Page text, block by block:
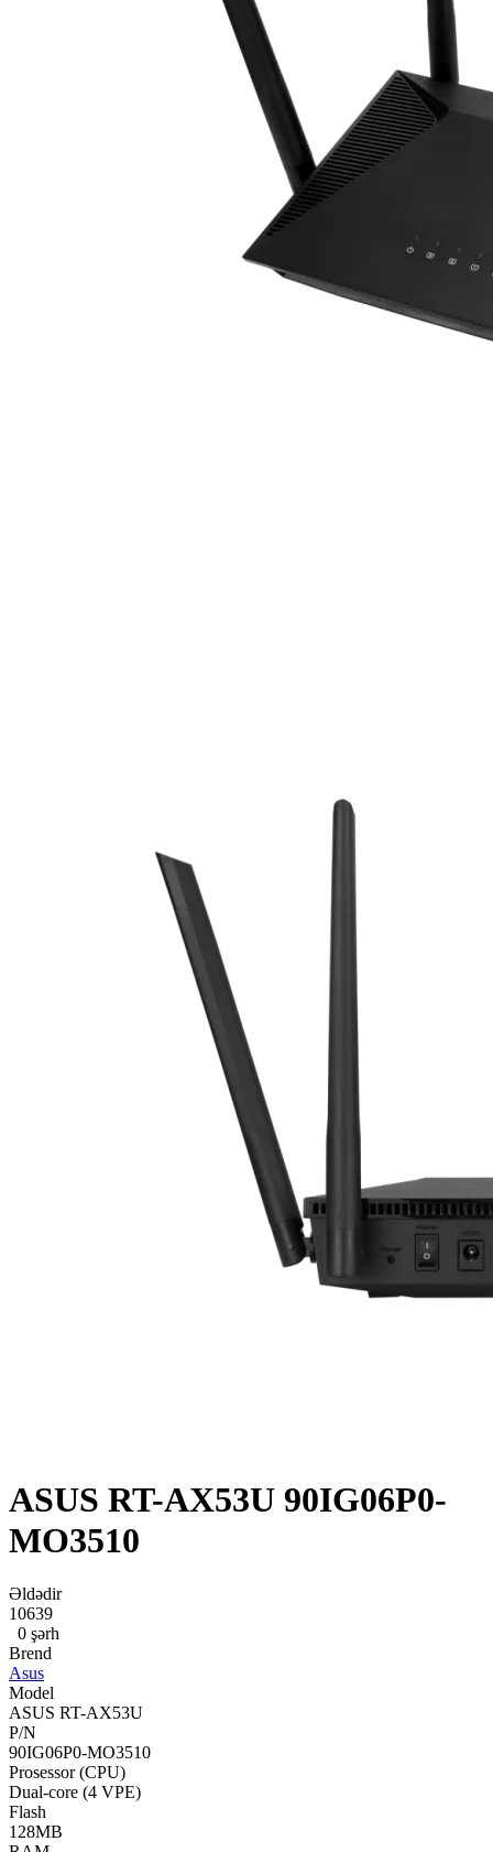
ASUS RT-AX53U 90IG06P0-
MO3510
Əldədir
10639
0 şərh
Brend
Asus
Model
ASUS RT-AX53U
P/N
90IG06P0-MO3510
Prosessor (CPU)
Dual-core (4 VPE)
Flash
128MB